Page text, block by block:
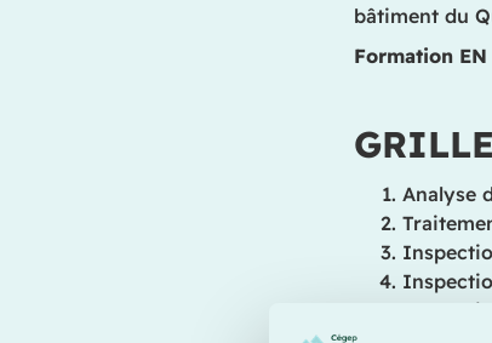
bâtiment du
Formation
Analyse